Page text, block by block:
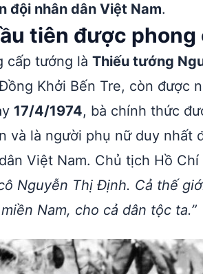
đội nhân dân Việt Nam.
tiên được
cấp tướng là Thiếu tướng
Khởi Bến Tre, còn được
17/4/1974, bà chính thức
là người phụ nữ duy nhất
Việt Nam. Chủ tịch Hồ
Nguyễn Thị Định. Cả thế
Nam, cho cả dân tộc ta.”